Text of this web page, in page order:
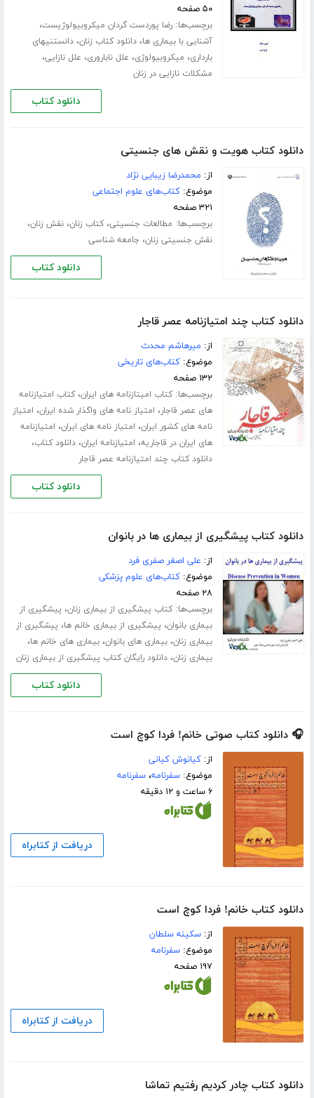
۵۰ صفحه
برچسب‌ها:رضا پوردست گردان میکروبیولوژیست،
آشنایی با بیماری ها،دانلود کتاب زنان،دانستنیهای
بارداری، میکروبیولوژی، علل ناباروری، علل نازایی،
مشکلات نازایی در زنان
دانلود کتاب
دانلود کتاب هویت و نقش های جنسیتی
از: محمدرضا زیبایی نژاد
موضوع:کتاب‌های علوم اجتماعی
۳۲۱ صفحه
برچسب‌ها: مطالعات جنسیتی،کتاب زنان،نقش زنان،
نقش جنسیتی زنان، جامعه شناسی
دانلود کتاب
دانلود کتاب چند امتیازنامه عصر قاجار
از: میرهاشم محدث
موضوع:کتاب‌های تاریخی
۱۳۲ صفحه
برچسب‌ها:کتاب امیتازنامه های ایران،کتاب امتیازنامه
های عصر قاجار، امتیاز نامه های واگذار شده ایران، امتیاز
نامه های کشور ایران، امتیاز نامه های ایران، امتیازنامه
های ایران در قاجاریه، امتیازنامه ایران،دانلود کتاب،
دانلود کتاب چند امتیازنامه عصر قاجار
دانلود کتاب
دانلود کتاب پیشگیری از بیماری ها در بانوان
از: علی اصغر صفری فرد
موضوع:کتاب‌های علوم پزشکی
۲۸ صفحه
برچسب‌ها:کتاب پیشگیری از بیماری زنان، پیشگیری از
بیماری بانوان، پیشگیری از بیماری خانم ها، پیشگیری از
بیماری زنان،بیماری های بانوان،بیماری های خانم ها،
بیماری زنان،دانلود رایگان کتاب پیشگیری از بیماری زنان
دانلود کتاب
🎧 دانلود کتاب صوتی خانم! فردا کوچ است
از:کیانوش کیانی
موضوع:سفرنامه،سفرنامه
۶ ساعت و ۱۲ دقیقه
دریافت از کتابراه
دانلود کتاب خانم! فردا کوچ است
از:سکینه سلطان
موضوع:سفرنامه
۱۹۷ صفحه
دریافت از کتابراه
دانلود کتاب چادر کردیم رفتیم تماشا